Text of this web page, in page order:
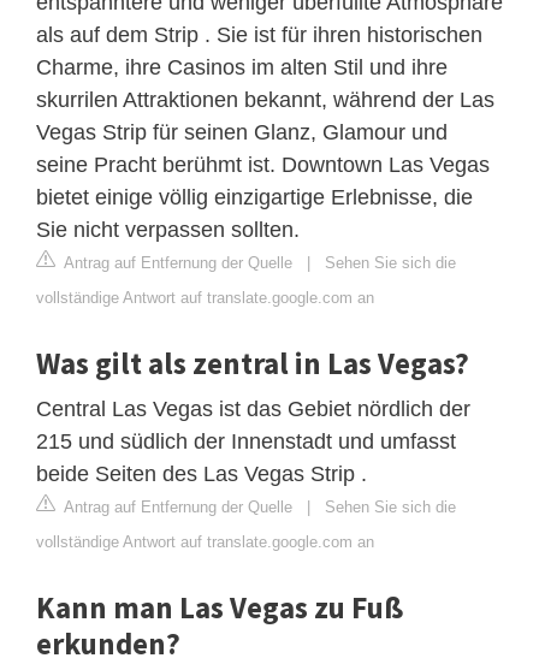
als auf dem Strip . Sie ist für ihren historischen
Charme, ihre Casinos im alten Stil und ihre
skurrilen Attraktionen bekannt, während der Las
Vegas Strip für seinen Glanz, Glamour und
seine Pracht berühmt ist. Downtown Las Vegas
bietet einige völlig einzigartige Erlebnisse, die
Sie nicht verpassen sollten.
Antrag auf Entfernung der Quelle | Sehen Sie sich die
vollständige Antwort auf translate.google.com an
Was gilt als zentral in Las Vegas?
Central Las Vegas ist das Gebiet nördlich der
215 und südlich der Innenstadt und umfasst
beide Seiten des Las Vegas Strip .
Antrag auf Entfernung der Quelle | Sehen Sie sich die
vollständige Antwort auf translate.google.com an
Kann man Las Vegas zu Fuß
erkunden?